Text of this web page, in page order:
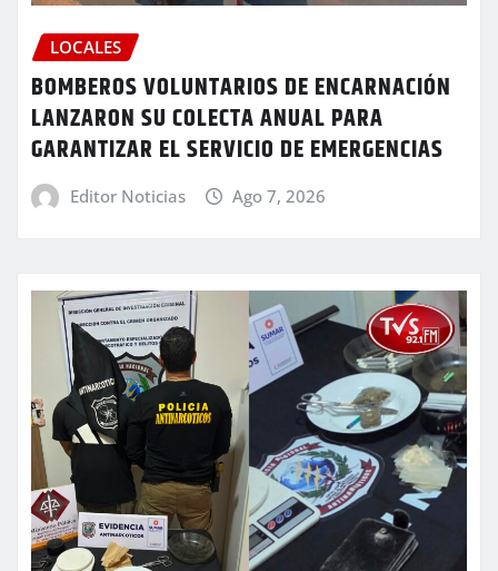
LOCALES
BOMBEROS VOLUNTARIOS DE ENCARNACIÓN
LANZARON SU COLECTA ANUAL PARA
GARANTIZAR EL SERVICIO DE EMERGENCIAS
Editor Noticias Ago 7, 2026